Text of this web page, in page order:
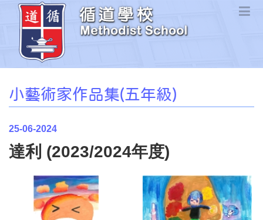
小藝術家作品集(五年級)
25-06-2024
達利 (2023/2024年度)